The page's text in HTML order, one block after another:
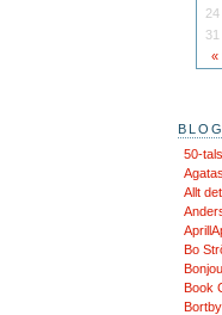
«
24
31
50-
Allt
Bo
Book